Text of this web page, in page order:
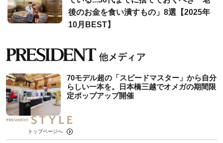
後のお金を食い潰すもの」8選【2025年
10月BEST】
70モデル超の「スピードマスター」から自分
らしい一本を。日本橋三越でオメガの期間限
定ポップアップ開催
トップページへ